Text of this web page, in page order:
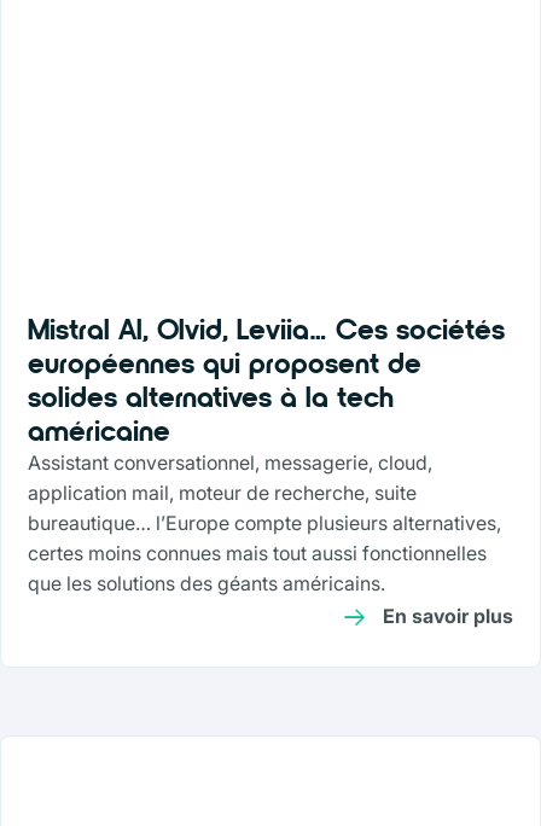
Mistral AI, Olvid, Leviia… Ces sociétés
européennes qui proposent de
solides alternatives à la tech
américaine
Assistant conversationnel, messagerie, cloud,
application mail, moteur de recherche, suite
bureautique… l’Europe compte plusieurs alternatives,
certes moins connues mais tout aussi fonctionnelles
que les solutions des géants américains.
En savoir plus